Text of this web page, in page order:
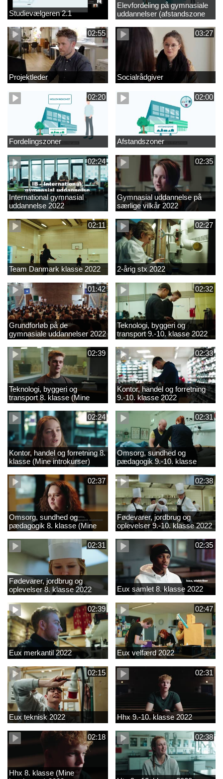
Studievælgeren 2.1
Elevfordeling på gymnasiale
uddannelser (afstandszone
redigeret)
02:55
Projektleder
03:27
Socialrådgiver
02:20
Fordelingszoner
02:00
Afstandszoner
02:24
International gymnasial
uddannelse 2022
02:35
Gymnasial uddannelse på
særlige vilkår 2022
02:11
Team Danmark klasse 2022
02:27
2-årig stx 2022
01:42
Grundforløb på de
gymnasiale uddannelser 2022
02:32
Teknologi, byggeri og
transport 9.-10. klasse 2022
02:39
Teknologi, byggeri og
transport 8. klasse (Mine
introkurser) 2022
02:33
Kontor, handel og forretning
9.-10. klasse 2022
02:24
Kontor, handel og forretning 8.
klasse (Mine introkurser)
2022
02:31
Omsorg, sundhed og
pædagogik 9.-10. klasse
2022
02:37
Omsorg, sundhed og
pædagogik 8. klasse (Mine
introkurser) 2022
02:38
Fødevarer, jordbrug og
oplevelser 9.-10. klasse 2022
02:31
Fødevarer, jordbrug og
oplevelser 8. klasse 2022
02:35
Eux samlet 8. klasse 2022
02:39
Eux merkantil 2022
02:47
Eux velfærd 2022
02:15
Eux teknisk 2022
02:31
Hhx 9.-10. klasse 2022
02:18
Hhx 8. klasse (Mine
02:38